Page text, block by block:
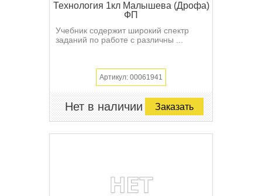
Технология 1кл Малышева (Дрофа)
ФП
Учебник содержит широкий спектр
заданий по работе с различны ...
Артикул: 00061941
Нет в наличии Заказать